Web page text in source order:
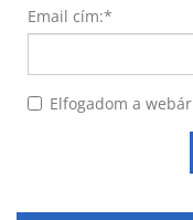
Email cím:*
Elfogadom a